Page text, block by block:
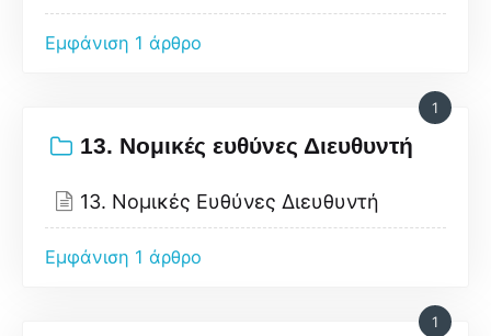
Εμφάνιση 1 άρθρο
13. Νομικές ευθύνες Διευθυντή
1
13. Νομικές Ευθύνες Διευθυντή
Εμφάνιση 1 άρθρο
1